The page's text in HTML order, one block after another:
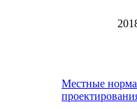
Местные